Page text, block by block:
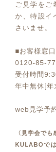
ご見学をご
か、特設イ
さいませ。
■お客様窓口
0120-85-
受付時間
年中無休[年
web見学予
〈見学会で
KULABOで